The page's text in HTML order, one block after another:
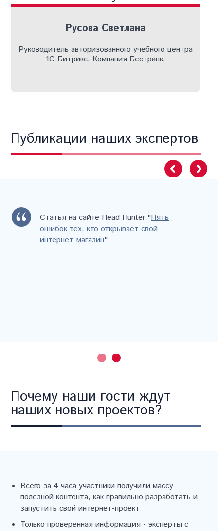
Русова Светлана
Руководитель авторизованного учебного центра
1С-Битрикс. Компания Бестранк.
Публикации наших экспертов
Статья на сайте Head Hunter "Пять
ошибок тех, кто открывает свой
интернет-магазин"
Почему наши гости ждут
наших новых проектов?
Всего за 4 часа участники получили массу
полезной контента, как правильно разработать и
запустить свой интернет-проект
Только проверенная информация - эксперты с